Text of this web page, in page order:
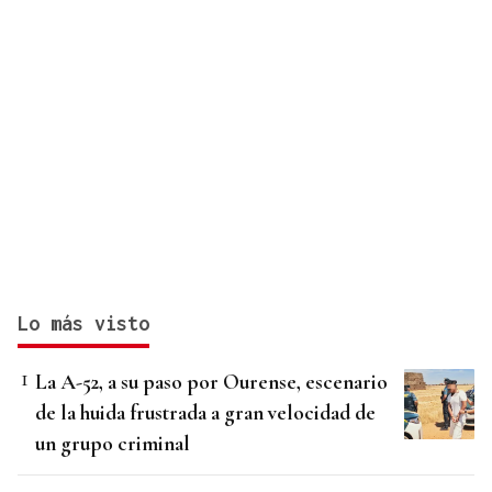
Lo más visto
La A-52, a su paso por Ourense, escenario
de la huida frustrada a gran velocidad de
un grupo criminal